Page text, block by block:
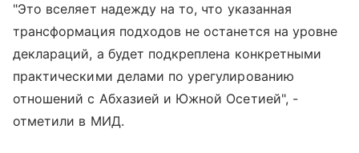
"Это вселяет надежду на то, что указанная
трансформация подходов не останется на уровне
деклараций, а будет подкреплена конкретными
практическими делами по урегулированию
отношений с Абхазией и Южной Осетией", -
отметили в МИД.